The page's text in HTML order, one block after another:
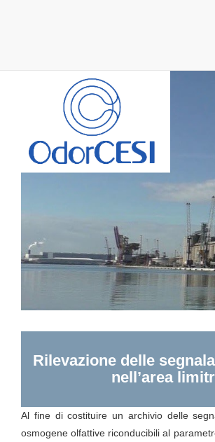
Rilevazione delle
nell’area
Al fine di costituire un archivio delle
osmogene olfattive riconducibili al